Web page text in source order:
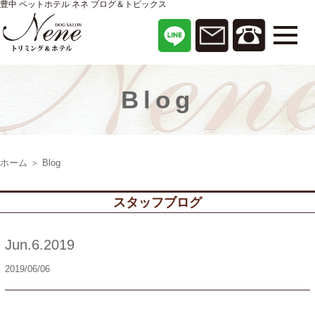
豊中 ペットホテル ネネ ブログ＆トピックス
Blog
ホーム ＞ Blog
スタッフブログ
Jun.6.2019
2019/06/06